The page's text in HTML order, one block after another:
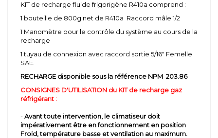
KIT de recharge fluide frigorigène R410a comprend :
1 bouteille de 800g net de R410a Raccord mâle 1/2
1 Manomètre pour le contrôle du système au cours de la
recharge
1 tuyau de connexion avec raccord sortie 5/16" Femelle
SAE.
RECHARGE disponible sous la référence NPM 203.86
CONSIGNES D'UTILISATION du KIT de recharge gaz
réfrigérant :
-Avant toute intervention, le climatiseur doit
impérativement être en fonctionnement en position
Froid, température basse et ventilation au maximum.